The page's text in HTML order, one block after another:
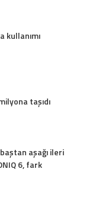
kullanımı
taşıdı
aşağı ileri
6, fark